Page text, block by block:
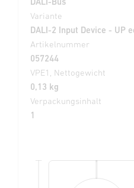
Variante
DALI-2 Input Device - UP
Artikelnummer
057244
VPE1, Nettogewicht
0,13 kg
Verpackungsinhalt
1